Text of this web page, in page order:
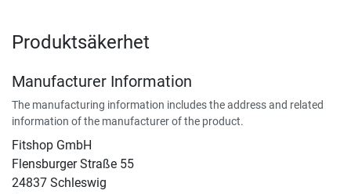
Produktsäkerhet
Manufacturer Information
The manufacturing information includes the address and related
information of the manufacturer of the product.
Fitshop GmbH
Flensburger Straße 55
24837 Schleswig